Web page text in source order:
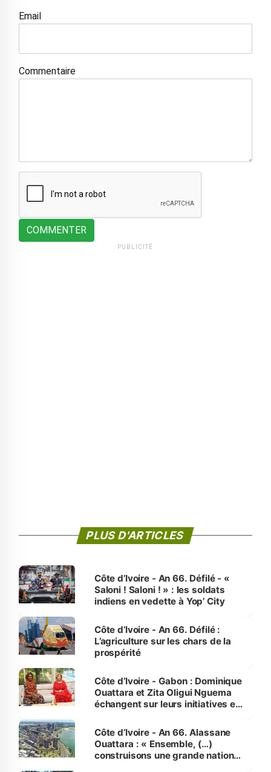
Email
Commentaire
COMMENTER
PUBLICITÉ
PLUS D'ARTICLES
Côte d’Ivoire - An 66. Défilé - «
Saloni ! Saloni ! » : les soldats
indiens en vedette à Yop’ City
Côte d’Ivoire - An 66. Défilé :
L’agriculture sur les chars de la
prospérité
Côte d’Ivoire - Gabon : Dominique
Ouattara et Zita Oligui Nguema
échangent sur leurs initiatives en
enfants
Côte d’Ivoire - An 66. Alassane
Ouattara : « Ensemble, (…)
construisons une grande nation